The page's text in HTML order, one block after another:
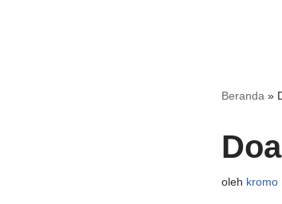
Beranda »
oleh kromo